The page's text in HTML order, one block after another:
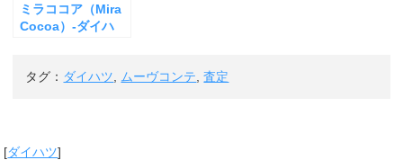
ミラココア（Mira
Cocoa）-ダイハ
タグ： ダイハツ ムーヴコンテ ,査定
[ダイハツ]